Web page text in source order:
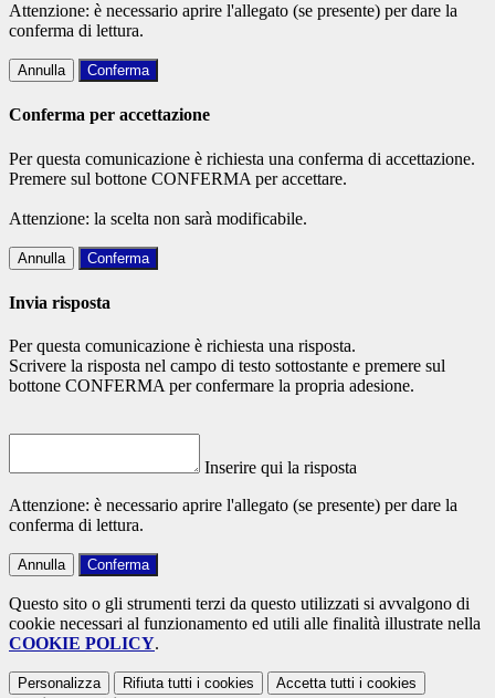
Attenzione: è necessario aprire l'allegato (se presente) per dare la
conferma di lettura.
Annulla Conferma
Conferma per accettazione
Per questa comunicazione è richiesta una conferma di accettazione.
Premere sul bottone CONFERMA per accettare.
Attenzione: la scelta non sarà modificabile.
Annulla Conferma
Invia risposta
Per questa comunicazione è richiesta una risposta.
Scrivere la risposta nel campo di testo sottostante e premere sul
bottone CONFERMA per confermare la propria adesione.
Inserire qui la risposta
Attenzione: è necessario aprire l'allegato (se presente) per dare la
conferma di lettura.
Annulla Conferma
Questo sito o gli strumenti terzi da questo utilizzati si avvalgono di
cookie necessari al funzionamento ed utili alle finalità illustrate nella
COOKIE POLICY.
Personalizza Rifiuta tutti i cookies Accetta tutti i cookies